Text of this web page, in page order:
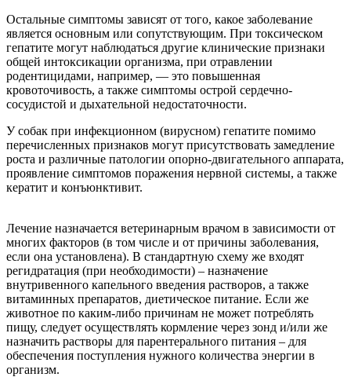
Остальные симптомы зависят от того, какое заболевание
является основным или сопутствующим. При токсическом
гепатите могут наблюдаться другие клинические признаки
общей интоксикации организма, при отравлении
родентицидами, например, — это повышенная
кровоточивость, а также симптомы острой сердечно-
сосудистой и дыхательной недостаточности.
У собак при инфекционном (вирусном) гепатите помимо
перечисленных признаков могут присутствовать замедление
роста и различные патологии опорно-двигательного аппарата,
проявление симптомов поражения нервной системы, а также
кератит и конъюнктивит.
Лечение назначается ветеринарным врачом в зависимости от
многих факторов (в том числе и от причины заболевания,
если она установлена). В стандартную схему же входят
регидратация (при необходимости) – назначение
внутривенного капельного введения растворов, а также
витаминных препаратов, диетическое питание. Если же
животное по каким-либо причинам не может потреблять
пищу, следует осуществлять кормление через зонд и/или же
назначить растворы для парентерального питания – для
обеспечения поступления нужного количества энергии в
организм.